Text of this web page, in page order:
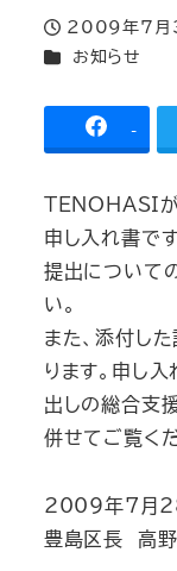
投稿日
2009年7月
カテゴリー
お知らせ
-
TENOHASI
申し入れ書です
提出について
い。
また、添付し
ります。申し
出しの総合支
併せてご覧くだ
2009年7月
豊島区長 高